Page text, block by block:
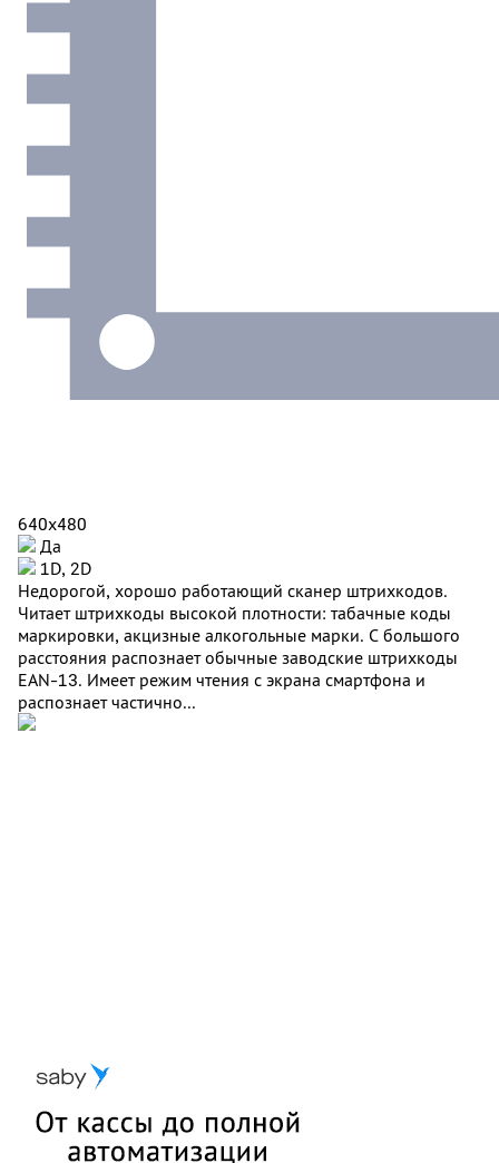
640x480
Да
1D, 2D
Недорогой, хорошо работающий сканер штрихкодов.
Читает штрихкоды высокой плотности: табачные коды
маркировки, акцизные алкогольные марки. С большого
расстояния распознает обычные заводские штрихкоды
EAN-13. Имеет режим чтения с экрана смартфона и
распознает частично...